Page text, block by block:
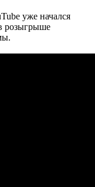
уже начался
розыгрыше